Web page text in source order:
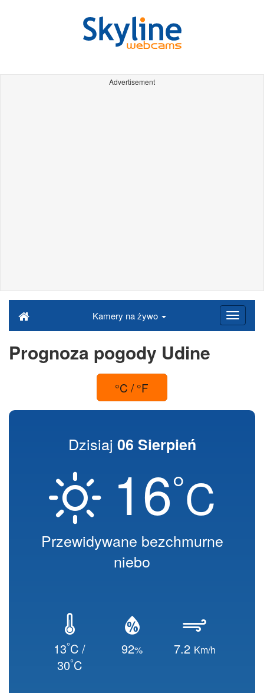
Advertisement
Kamery na żywo
Prognoza pogody Udine
°C / °F
Dzisiaj 06 Sierpień
16°C
Przewidywane bezchmurne
niebo
13°C /
30°C
92% 7.2 Km/h